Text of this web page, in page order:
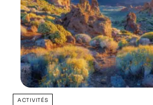
ACTIVITÉS